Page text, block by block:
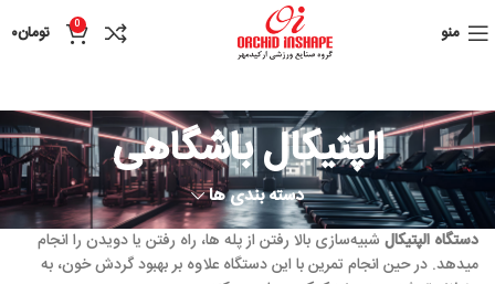
منو 0 تومان۰
الپتیکال باشگاهی
دسته بندی ها
دستگاه الپتیکال شبیه‌سازی بالا رفتن از پله ها، راه رفتن یا دویدن را انجام
میدهد. در حین انجام تمرین با این دستگاه علاوه‌ بر بهبود گردش خون، به